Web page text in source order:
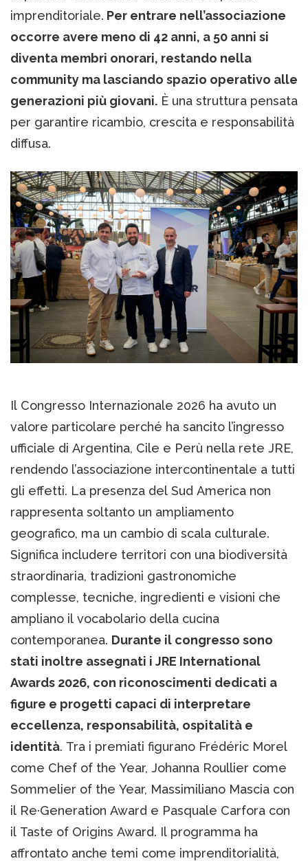
imprenditoriale. Per entrare nell’associazione
occorre avere meno di 42 anni, a 50 anni si
diventa membri onorari, restando nella
community ma lasciando spazio operativo alle
generazioni più giovani. È una struttura pensata
per garantire ricambio, crescita e responsabilità
diffusa.
Il Congresso Internazionale 2026 ha avuto un
valore particolare perché ha sancito l’ingresso
ufficiale di Argentina, Cile e Perù nella rete JRE,
rendendo l’associazione intercontinentale a tutti
gli effetti. La presenza del Sud America non
rappresenta soltanto un ampliamento
geografico, ma un cambio di scala culturale.
Significa includere territori con una biodiversità
straordinaria, tradizioni gastronomiche
complesse, tecniche, ingredienti e visioni che
ampliano il vocabolario della cucina
contemporanea. Durante il congresso sono
stati inoltre assegnati i JRE International
Awards 2026, con riconoscimenti dedicati a
figure e progetti capaci di interpretare
eccellenza, responsabilità, ospitalità e
identità. Tra i premiati figurano Frédéric Morel
come Chef of the Year, Johanna Roullier come
Sommelier of the Year, Massimiliano Mascia con
il Re·Generation Award e Pasquale Carfora con
il Taste of Origins Award. Il programma ha
affrontato anche temi come imprenditorialità,